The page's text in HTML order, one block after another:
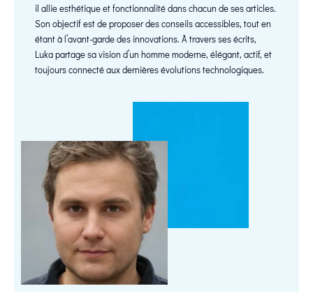
il allie esthétique et fonctionnalité dans chacun de ses articles.
Son objectif est de proposer des conseils accessibles, tout en
étant à l’avant-garde des innovations. À travers ses écrits,
Luka partage sa vision d’un homme moderne, élégant, actif, et
toujours connecté aux dernières évolutions technologiques.